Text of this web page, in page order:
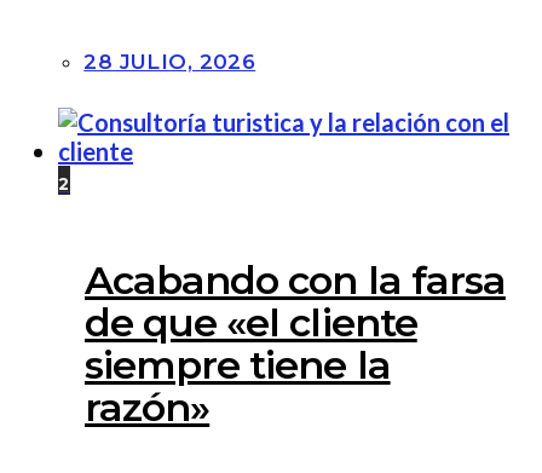
28 JULIO, 2026
2
Acabando con la farsa
de que «el cliente
siempre tiene la
razón»